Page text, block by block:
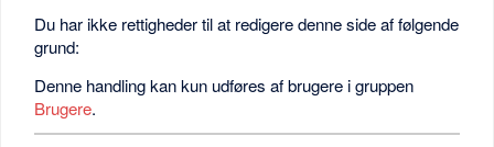
Du har ikke rettigheder til at redigere denne side af følgende
grund:
Denne handling kan kun udføres af brugere i gruppen
Brugere.